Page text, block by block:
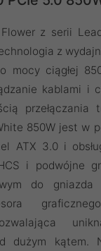
z serii
z
mocy ciągłej
kablami i
przełączania
850W jest w
ATX 3.0 i
i podwójne
do gniazda
dużym kątem.